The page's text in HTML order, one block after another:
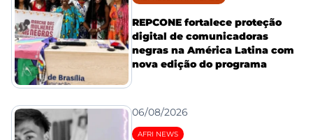
REPCONE fortalece proteção
digital de comunicadoras
negras na América Latina com
nova edição do programa
06/08/2026
AFRI NEWS